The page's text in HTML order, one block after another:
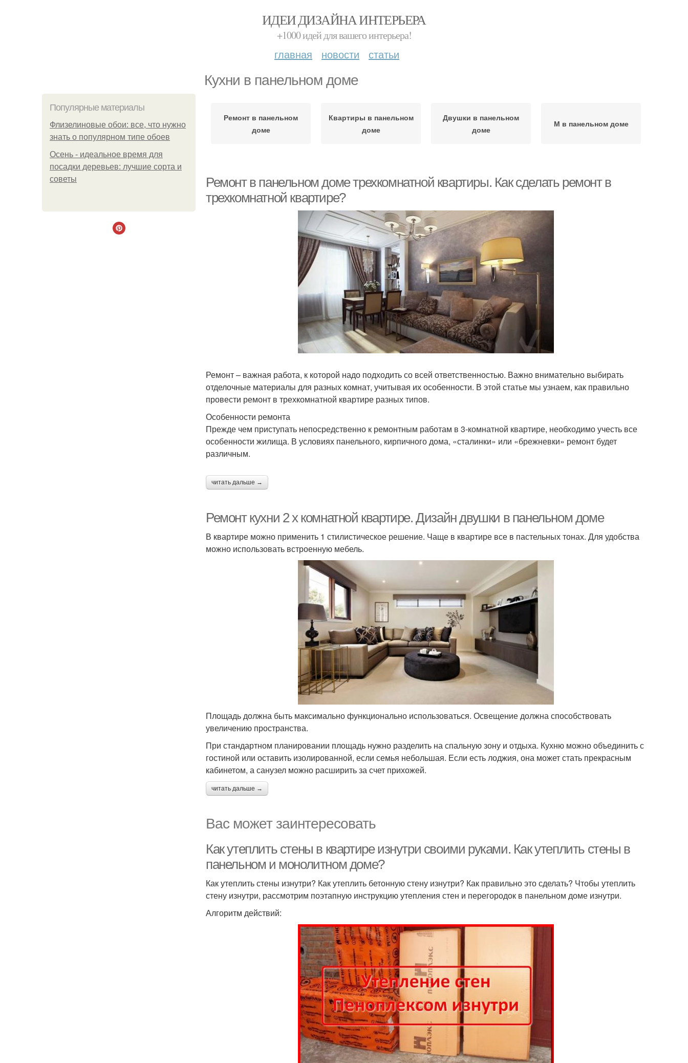
ИДЕИ ДИЗАЙНА ИНТЕРЬЕРА
+1000 идей для вашего интерьера!
главная новости статьи
Кухни в панельном доме
Популярные материалы
Флизелиновые обои: все, что нужно
знать о популярном типе обоев
Осень - идеальное время для
посадки деревьев: лучшие сорта и
советы
Ремонт в панельном
доме
Квартиры в панельном
доме
Двушки в панельном
доме
М в панельном доме
Ремонт в панельном доме трехкомнатной квартиры. Как сделать ремонт в
трехкомнатной квартире?
Ремонт – важная работа, к которой надо подходить со всей ответственностью. Важно внимательно выбирать
отделочные материалы для разных комнат, учитывая их особенности. В этой статье мы узнаем, как правильно
провести ремонт в трехкомнатной квартире разных типов.
Особенности ремонта
Прежде чем приступать непосредственно к ремонтным работам в 3-комнатной квартире, необходимо учесть все
особенности жилища. В условиях панельного, кирпичного дома, «сталинки» или «брежневки» ремонт будет
различным.
читать дальше →
Ремонт кухни 2 х комнатной квартире. Дизайн двушки в панельном доме
В квартире можно применить 1 стилистическое решение. Чаще в квартире все в пастельных тонах. Для удобства
можно использовать встроенную мебель.
Площадь должна быть максимально функционально использоваться. Освещение должна способствовать
увеличению пространства.
При стандартном планировании площадь нужно разделить на спальную зону и отдыха. Кухню можно объединить с
гостиной или оставить изолированной, если семья небольшая. Если есть лоджия, она может стать прекрасным
кабинетом, а санузел можно расширить за счет прихожей.
читать дальше →
Вас может заинтересовать
Как утеплить стены в квартире изнутри своими руками. Как утеплить стены в
панельном и монолитном доме?
Как утеплить стены изнутри? Как утеплить бетонную стену изнутри? Как правильно это сделать? Чтобы утеплить
стену изнутри, рассмотрим поэтапную инструкцию утепления стен и перегородок в панельном доме изнутри.
Алгоритм действий: